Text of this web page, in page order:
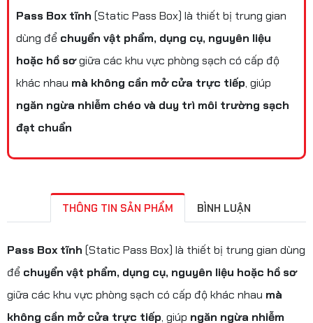
Pass Box tĩnh (Static Pass Box) là thiết bị trung gian
dùng để chuyển vật phẩm, dụng cụ, nguyên liệu
hoặc hồ sơgiữa các khu vực phòng sạch có cấp độ
khác nhau mà không cần mở cửa trực tiếp, giúp
ngăn ngừa nhiễm chéo và duy trì môi trường sạch
đạt chuẩn
THÔNG TIN SẢN PHẨM BÌNH LUẬN
Pass Box tĩnh (Static Pass Box) là thiết bị trung gian dùng
để chuyển vật phẩm, dụng cụ, nguyên liệu hoặc hồ sơ
giữa các khu vực phòng sạch có cấp độ khác nhau mà
không cần mở cửa trực tiếp, giúp ngăn ngừa nhiễm